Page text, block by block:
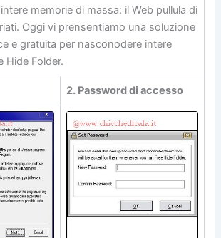
memorie di massa: il Web pullula di
Oggi vi prensentiamo una soluzione
e gratuita per nasconodere intere
Hide Folder.
2. Password di accesso